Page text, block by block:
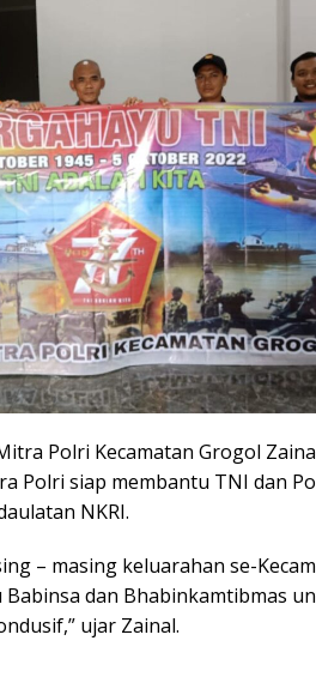
Polri Kecamatan Grogol
Polri siap membantu TNI dan
NKRI.
– masing keluarahan se-
dan Bhabinkamtibmas
ujar Zainal.